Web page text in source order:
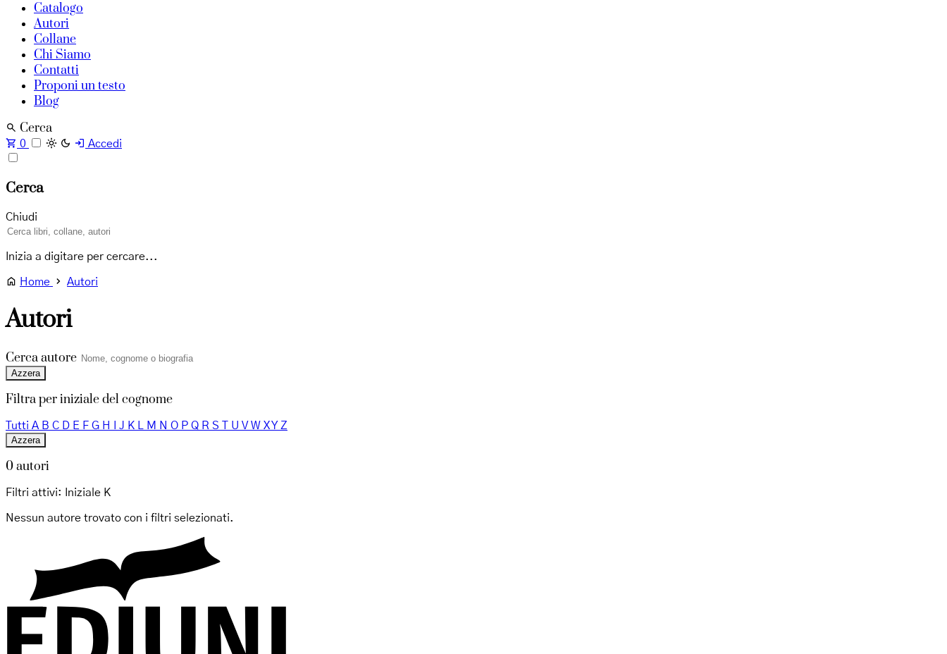
Catalogo
Autori
Collane
Chi Siamo
Contatti
Proponi un testo
Blog
Cerca
0 Accedi
Cerca
Chiudi
Inizia a digitare per cercare...
Home Autori
Autori
Cerca autore
Azzera
Filtra per iniziale del cognome
Tutti A B C D E F G H J K L M N O P Q R S U V W XY Z
Azzera
0 autori
Filtri attivi: Iniziale K
Nessun autore trovato con i filtri selezionati.